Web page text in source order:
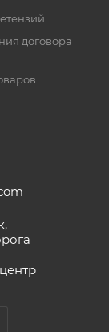
договора